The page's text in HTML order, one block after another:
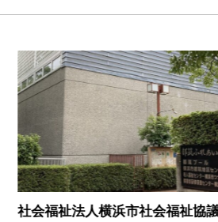
社会福祉法人横浜市社会福祉協